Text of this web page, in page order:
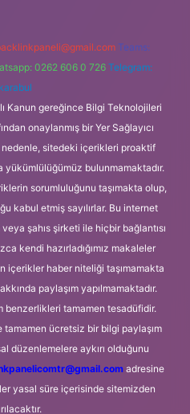
Teams:
0262 606 0 726 Telegram:
Kanun gereğince Bilgi Teknolojileri
onaylanmış bir Yer Sağlayıcı
sitedeki içerikleri proaktif
yükümlülüğümüz bulunmamaktadır.
sorumluluğunu taşımakta olup,
kabul etmiş sayılırlar. Bu internet
şahıs şirketi ile hiçbir bağlantısı
kendi hazırladığımız makaleler
içerikler haber niteliği taşımamakta
paylaşım yapılmamaktadır.
benzerlikleri tamamen tesadüfidir.
tamamen ücretsiz bir bilgi paylaşım
düzenlemelere aykırı olduğunu
adresine
yasal süre içerisinde sitemizden